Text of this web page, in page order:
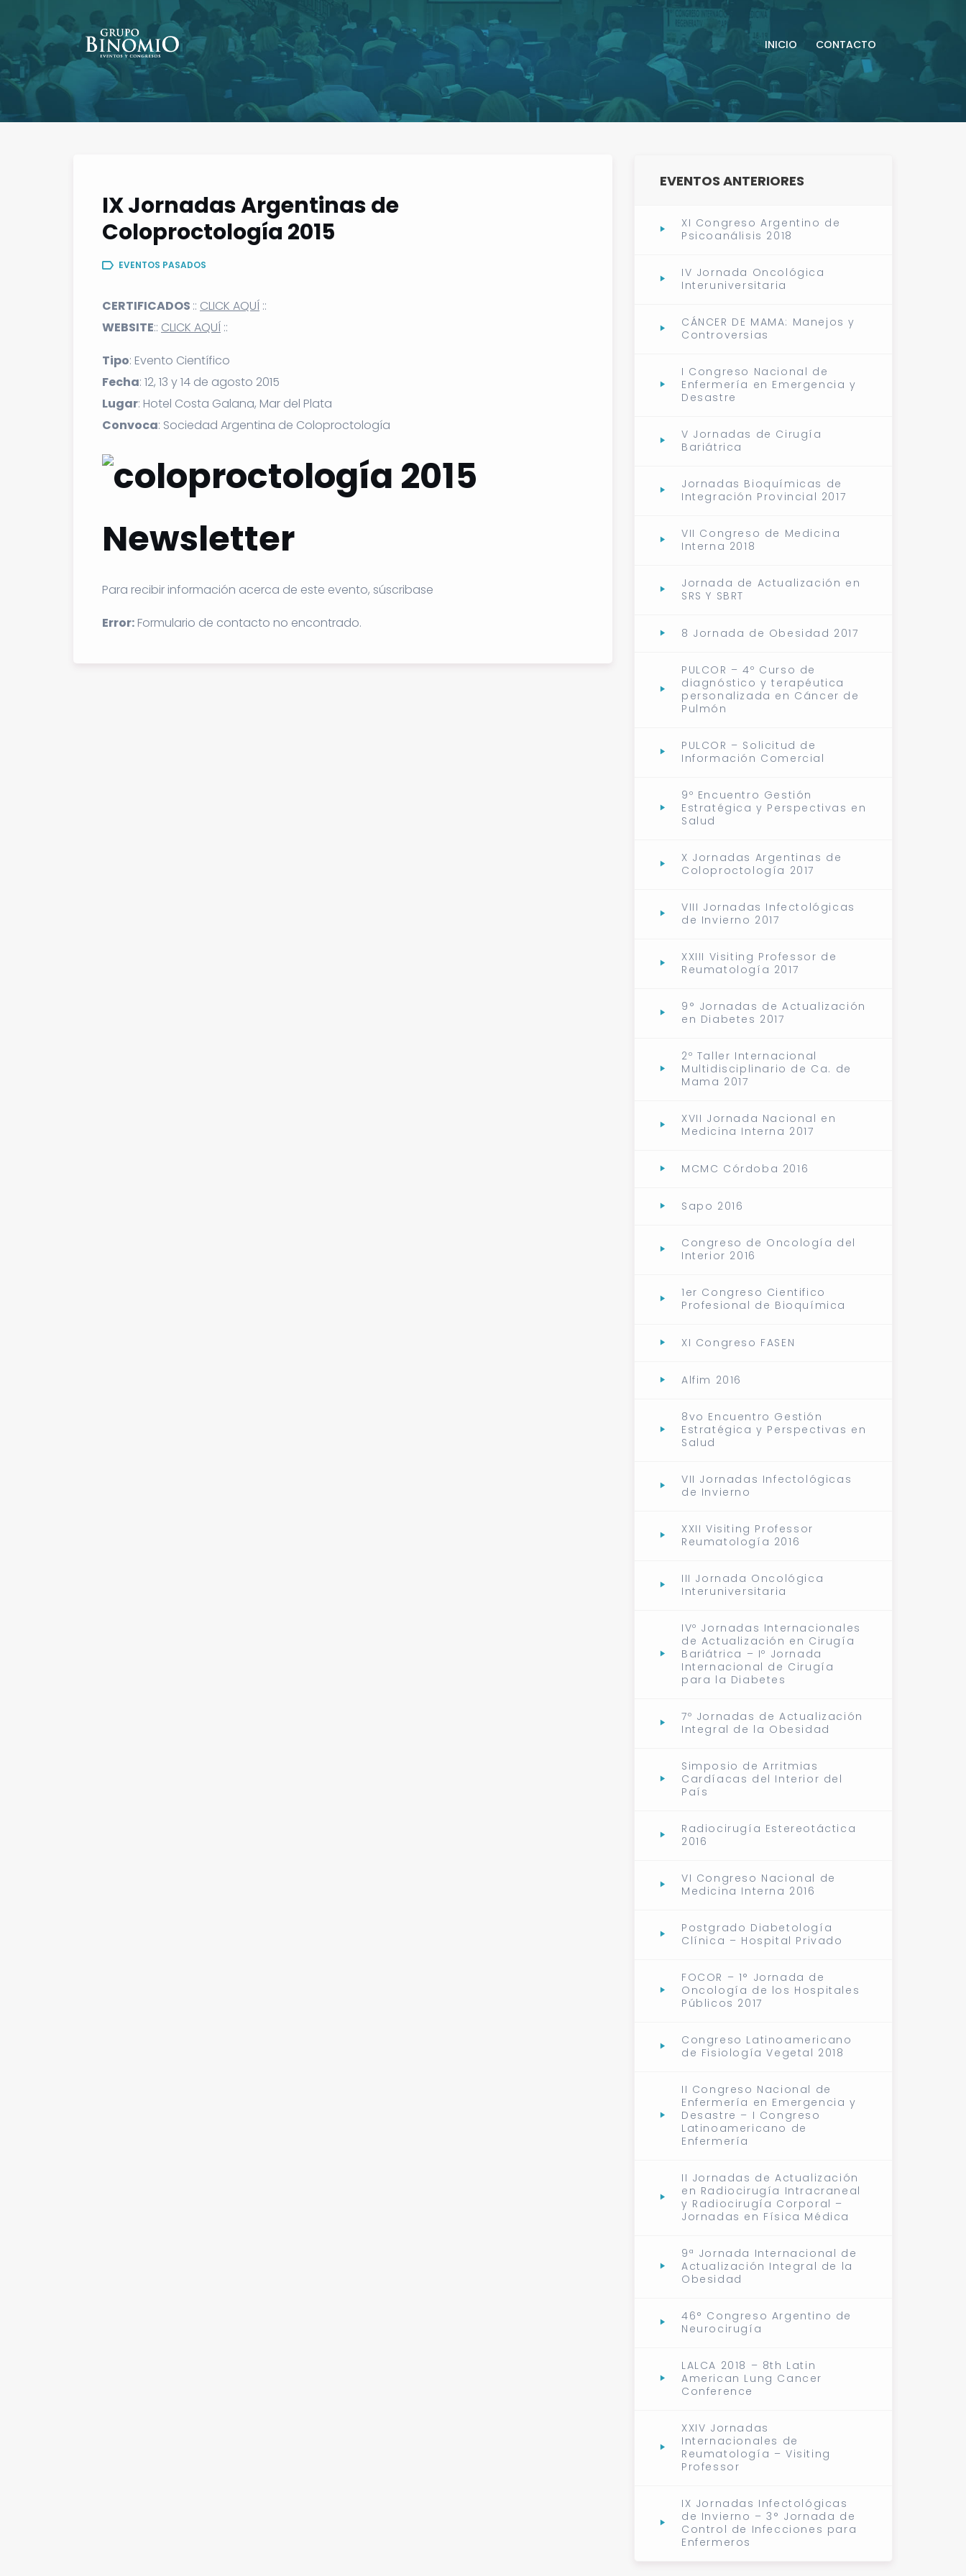
INICIO CONTACTO
IX Jornadas Argentinas de
Coloproctología 2015
EVENTOS PASADOS
CERTIFICADOS :: CLICK AQUÍ ::
WEBSITE:: CLICK AQUÍ ::
Tipo: Evento Científico
Fecha: 12, 13 y 14 de agosto 2015
Lugar: Hotel Costa Galana, Mar del Plata
Convoca: Sociedad Argentina de Coloproctología
Newsletter
Para recibir información acerca de este evento, súscribase
Error: Formulario de contacto no encontrado.
EVENTOS ANTERIORES
XI Congreso Argentino de
Psicoanálisis 2018
IV Jornada Oncológica
Interuniversitaria
CÁNCER DE MAMA: Manejos y
Controversias
I Congreso Nacional de
Enfermería en Emergencia y
Desastre
V Jornadas de Cirugía
Bariátrica
Jornadas Bioquímicas de
Integración Provincial 2017
VII Congreso de Medicina
Interna 2018
Jornada de Actualización en
SRS Y SBRT
8 Jornada de Obesidad 2017
PULCOR – 4º Curso de
diagnóstico y terapéutica
personalizada en Cáncer de
Pulmón
PULCOR – Solicitud de
Información Comercial
9º Encuentro Gestión
Estratégica y Perspectivas en
Salud
X Jornadas Argentinas de
Coloproctología 2017
VIII Jornadas Infectológicas
de Invierno 2017
XXIII Visiting Professor de
Reumatología 2017
9° Jornadas de Actualización
en Diabetes 2017
2º Taller Internacional
Multidisciplinario de Ca. de
Mama 2017
XVII Jornada Nacional en
Medicina Interna 2017
MCMC Córdoba 2016
Sapo 2016
Congreso de Oncología del
Interior 2016
1er Congreso Cientifico
Profesional de Bioquímica
XI Congreso FASEN
Alfim 2016
8vo Encuentro Gestión
Estratégica y Perspectivas en
Salud
VII Jornadas Infectológicas
de Invierno
XXII Visiting Professor
Reumatología 2016
III Jornada Oncológica
Interuniversitaria
IVº Jornadas Internacionales
de Actualización en Cirugía
Bariátrica – Iº Jornada
Internacional de Cirugía
para la Diabetes
7º Jornadas de Actualización
Integral de la Obesidad
Simposio de Arritmias
Cardíacas del Interior del
País
Radiocirugía Estereotáctica
2016
VI Congreso Nacional de
Medicina Interna 2016
Postgrado Diabetología
Clínica – Hospital Privado
FOCOR – 1° Jornada de
Oncología de los Hospitales
Públicos 2017
Congreso Latinoamericano
de Fisiología Vegetal 2018
II Congreso Nacional de
Enfermería en Emergencia y
Desastre – I Congreso
Latinoamericano de
Enfermería
II Jornadas de Actualización
en Radiocirugía Intracraneal
y Radiocirugía Corporal –
Jornadas en Física Médica
9ª Jornada Internacional de
Actualización Integral de la
Obesidad
46° Congreso Argentino de
Neurocirugía
LALCA 2018 – 8th Latin
American Lung Cancer
Conference
XXIV Jornadas
Internacionales de
Reumatología – Visiting
Professor
IX Jornadas Infectológicas
de Invierno – 3° Jornada de
Control de Infecciones para
Enfermeros